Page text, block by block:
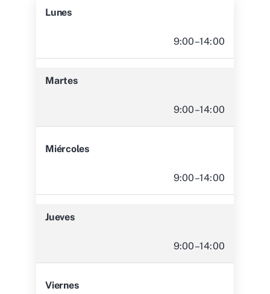
Lunes
9:00–14:00
Martes
9:00–14:00
Miércoles
9:00–14:00
Jueves
9:00–14:00
Viernes